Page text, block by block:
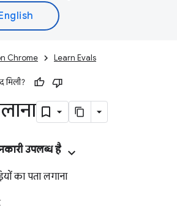
Chrome Learn Evals
मिली?
उपलब्ध है
का पता लगाना